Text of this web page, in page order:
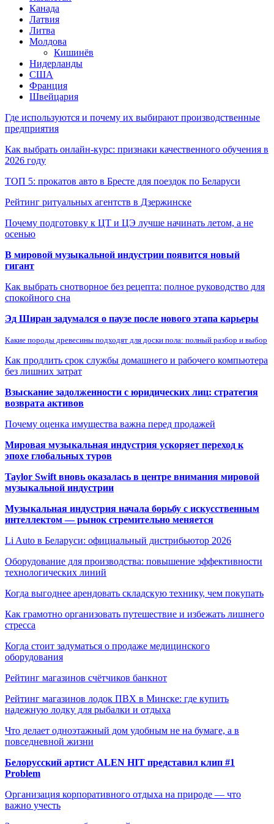
Канада
Латвия
Литва
Молдова
Кишинёв
Нидерланды
США
Франция
Швейцария
Где используются и почему их выбирают производственные
предприятия
Как выбрать онлайн-курс: признаки качественного обучения в
2026 году
ТОП 5: прокатов авто в Бресте для поездок по Беларуси
Рейтинг ритуальных агентств в Дзержинске
Почему подготовку к ЦТ и ЦЭ лучше начинать летом, а не
осенью
В мировой музыкальной индустрии появится новый
гигант
Как выбрать снотворное без рецепта: полное руководство для
спокойного сна
Эд Ширан задумался о паузе после нового этапа карьеры
Какие породы древесины подходят для доски пола: полный разбор и выбор
Как продлить срок службы домашнего и рабочего компьютера
без лишних затрат
Взыскание задолженности с юридических лиц: стратегия
возврата активов
Почему оценка имущества важна перед продажей
Мировая музыкальная индустрия ускоряет переход к
эпохе глобальных туров
Taylor Swift вновь оказалась в центре внимания мировой
музыкальной индустрии
Музыкальная индустрия начала борьбу с искусственным
интеллектом — рынок стремительно меняется
Li Auto в Беларуси: официальный дистрибьютор 2026
Оборудование для производства: повышение эффективности
технологических линий
Когда выгоднее арендовать складскую технику, чем покупать
Как грамотно организовать путешествие и избежать лишнего
стресса
Когда стоит задуматься о продаже медицинского
оборудования
Рейтинг магазинов счётчиков банкнот
Рейтинг магазинов лодок ПВХ в Минске: где купить
надежную лодку для рыбалки и отдыха
Что делает одноэтажный дом удобным не на бумаге, а в
повседневной жизни
Белорусский артист ALEN HIT представил клип #1
Problem
Организация корпоративного отдыха на природе — что
важно учесть